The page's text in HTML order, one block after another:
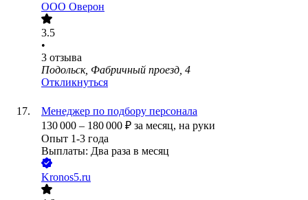
ООО Оверон
3.5
•
3 отзыва
Подольск, Фабричный проезд, 4
Откликнуться
Менеджер по подбору персонала
130 000 – 180 000 ₽ за месяц, на руки
Опыт 1-3 года
Выплаты: Два раза в месяц
Kronos5.ru